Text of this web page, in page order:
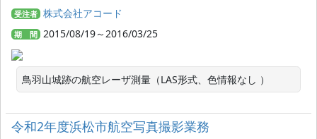
受注者 株式会社アコード
期 間 2015/08/19～2016/03/25
鳥羽山城跡の航空レーザ測量（LAS形式、色情報なし ）
令和2年度浜松市航空写真撮影業務